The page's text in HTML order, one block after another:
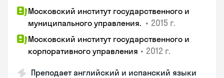
Московский институт государственного и
муниципального управления. • 2015 г.
Московский институт государственного и
корпоративного управления • 2012 г.
Преподает английский и испанский языки